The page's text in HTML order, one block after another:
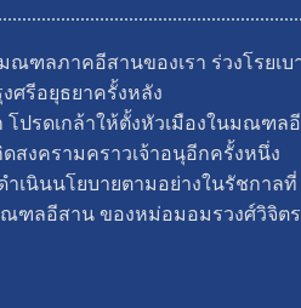
ฑลภาคอีสานของเรา ร่วงโรยเบ
ศรีอยุธยาครั้งหลัง
ปรดเกล้าให้ตั้งหัวเมืองในมณฑ
สงครามคราวเจ้าอนุอีกครั้งหนึ่ง
ำเนินนโยบายตามอย่างในรัชกาลที่
ณฑลอีสาน ของหม่อมอมรวงศ์วิจิต